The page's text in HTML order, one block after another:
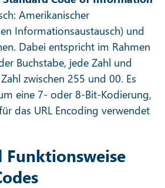
Amerikanischer
Informationsaustausch) und
Dabei entspricht im Rahmen
Buchstabe, jede Zahl und
zwischen 255 und 00. Es
eine 7- oder 8-Bit-Kodierung,
das URL Encoding verwendet